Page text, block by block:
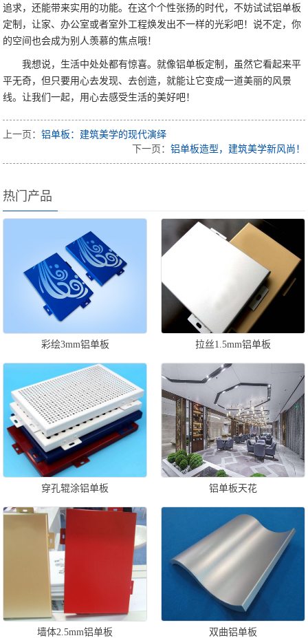
追求，还能带来实用的功能。在这个个性张扬的时代，不妨试试铝单板
定制，让家、办公室或者室外工程焕发出不一样的光彩吧！说不定，你
的空间也会成为别人羡慕的焦点哦！
我想说，生活中处处都有惊喜。就像铝单板定制，虽然它看起来平
平无奇，但只要用心去发现、去创造，就能让它变成一道美丽的风景
线。让我们一起，用心去感受生活的美好吧！
上一页：铝单板：建筑美学的现代演绎
下一页： 铝单板造型，建筑美学新风尚！
热门产品
彩绘3mm铝单板 拉丝1.5mm铝单板
穿孔辊涂铝单板 铝单板天花
墙体2.5mm铝单板 双曲铝单板